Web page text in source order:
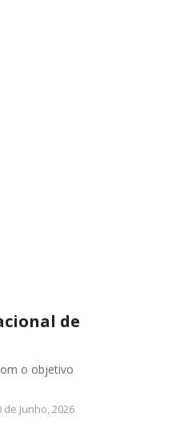
de
o objetivo
de Junho, 2026